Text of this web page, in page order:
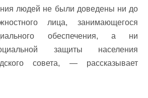
людей не были доведены ни до
лица, занимающегося
обеспечения, а ни
защиты населения
совета, — рассказывает